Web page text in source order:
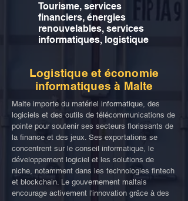
Tourisme, services
financiers, énergies
renouvelables, services
informatiques, logistique
Logistique et économie
informatiques à Malte
Malte importe du matériel informatique, des
logiciels et des outils de télécommunications de
pointe pour soutenir ses secteurs florissants de
la finance et des jeux. Ses exportations se
concentrent sur le conseil informatique, le
développement logiciel et les solutions de
niche, notamment dans les technologies fintech
et blockchain. Le gouvernement maltais
encourage activement l'innovation grâce à des